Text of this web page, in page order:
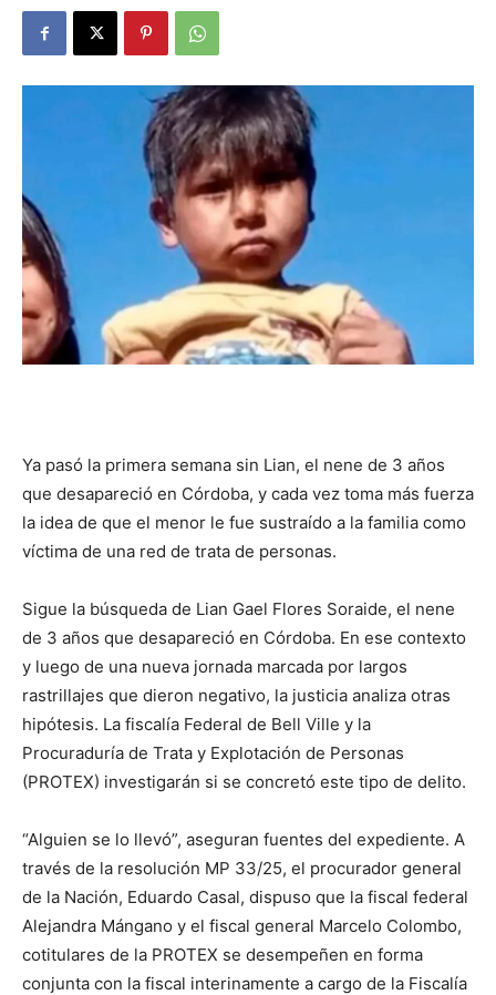
La
Verdad
lo
que
se
Ya pasó la primera semana sin Lian, el nene de 3 años
que desapareció en Córdoba, y cada vez toma más fuerza
la idea de que el menor le fue sustraído a la familia como
víctima de una red de trata de personas.
Sigue la búsqueda de Lian Gael Flores Soraide, el nene
de 3 años que desapareció en Córdoba. En ese contexto
y luego de una nueva jornada marcada por largos
rastrillajes que dieron negativo, la justicia analiza otras
hipótesis. La fiscalía Federal de Bell Ville y la
Procuraduría de Trata y Explotación de Personas
(PROTEX) investigarán si se concretó este tipo de delito.
“Alguien se lo llevó”, aseguran fuentes del expediente. A
través de la resolución MP 33/25, el procurador general
de la Nación, Eduardo Casal, dispuso que la fiscal federal
Alejandra Mángano y el fiscal general Marcelo Colombo,
cotitulares de la PROTEX se desempeñen en forma
conjunta con la fiscal interinamente a cargo de la Fiscalía